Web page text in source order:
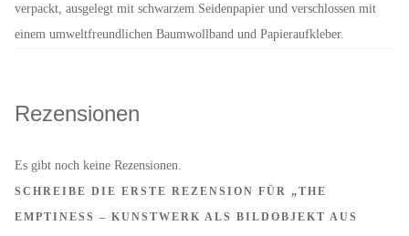
verpackt, ausgelegt mit schwarzem Seidenpapier und verschlossen mit
einem umweltfreundlichen Baumwollband und Papieraufkleber.
Rezensionen
Es gibt noch keine Rezensionen.
SCHREIBE DIE ERSTE REZENSION FÜR „THE
EMPTINESS – KUNSTWERK ALS BILDOBJEKT AUS